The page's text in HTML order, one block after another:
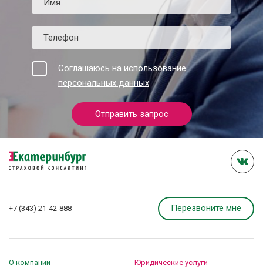
Соглашаюсь на использование
персональных данных
Отправить запрос
+7 (343) 21-42-888 Перезвоните мне
О компании Юридические услуги